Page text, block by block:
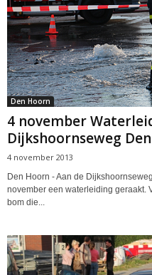
Den Hoorn
4 november
Dijkshoornseweg
4 november 2013
Den Hoorn - Aan de
november een waterleiding geraakt.
bom die...